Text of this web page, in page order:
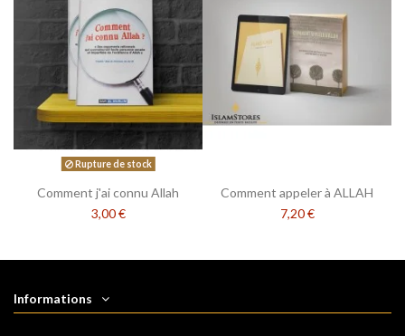
Rupture de stock
Comment j'ai connu Allah
3,00 €
Comment appeler à ALLAH
7,20 €
Informations